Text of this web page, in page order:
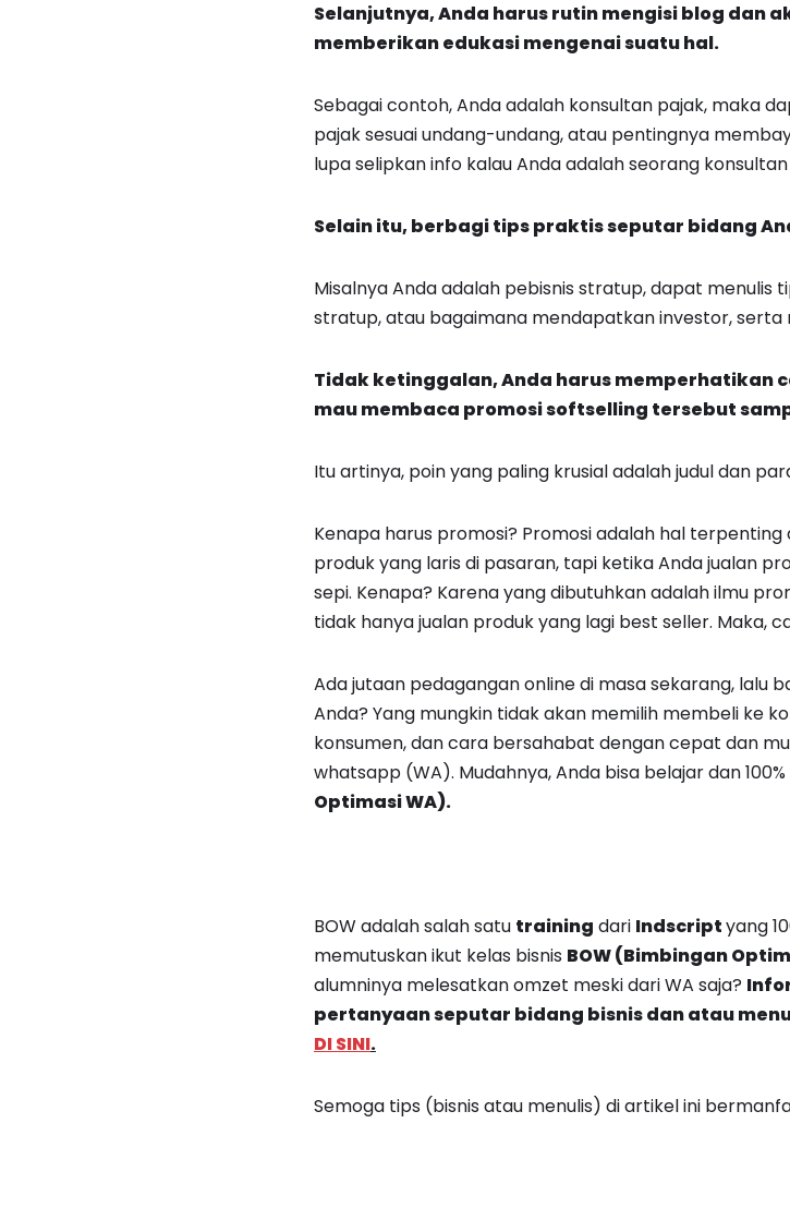
Selanjutnya, Anda harus rutin mengisi blog dan
memberikan edukasi mengenai suatu hal.
Sebagai contoh, Anda adalah konsultan pajak, maka
pajak sesuai undang-undang, atau pentingnya
lupa selipkan info kalau Anda adalah seorang
Selain itu, berbagi tips praktis seputar bidang
Misalnya Anda adalah pebisnis stratup, dapat menulis
stratup, atau bagaimana mendapatkan investor, serta
Tidak ketinggalan, Anda harus memperhatikan
mau membaca promosi softselling tersebut
Itu artinya, poin yang paling krusial adalah judul dan
Kenapa harus promosi? Promosi adalah hal
produk yang laris di pasaran, tapi ketika Anda jualan
sepi. Kenapa? Karena yang dibutuhkan adalah ilmu
tidak hanya jualan produk yang lagi best seller. Maka,
Ada jutaan pedagangan online di masa sekarang, lalu
Anda? Yang mungkin tidak akan memilih membeli ke
konsumen, dan cara bersahabat dengan cepat dan
whatsapp (WA). Mudahnya, Anda bisa belajar dan
Optimasi WA).
BOW adalah salah satu training dari Indscriptyang
memutuskan ikut kelas bisnis BOW (Bimbingan
alumninya melesatkan omzet meski dari WA saja?
pertanyaan seputar bidang bisnis dan atau
DI SINI.
Semoga tips (bisnis atau menulis) di artikel ini